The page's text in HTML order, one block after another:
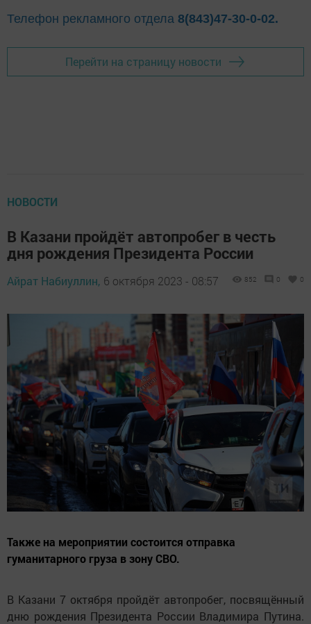
Телефон рекламного отдела 8(843)47-30-0-02.
Перейти на страницу новости
НОВОСТИ
В Казани пройдёт автопробег в честь
дня рождения Президента России
Айрат Набиуллин, 6 октября 2023 - 08:57 852 0 0
Также на мероприятии состоится отправка
гуманитарного груза в зону СВО.
В Казани 7 октября пройдёт автопробег, посвящённый
дню рождения Президента России Владимира Путина.